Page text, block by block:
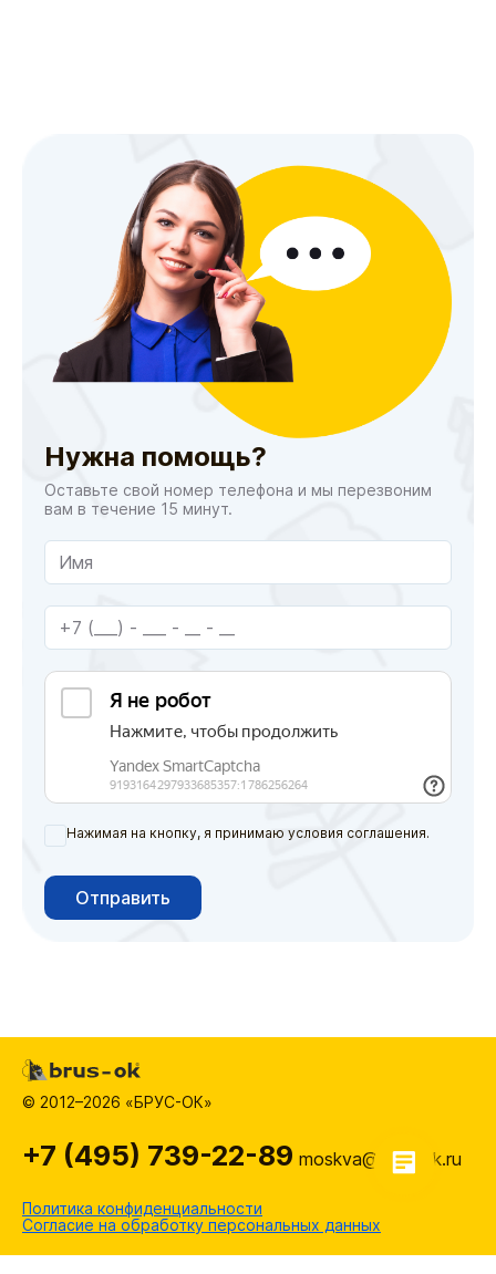
Нужна помощь?
Оставьте свой номер телефона и мы перезвоним
вам в течение 15 минут.
Нажимая на кнопку, я принимаю условия соглашения.
Отправить
© 2012–2026 «БРУС-ОК»
Политика конфиденциальности
Согласие на обработку персональных данных
+7 (495) 739-22-89 moskva@brus-ok.ru